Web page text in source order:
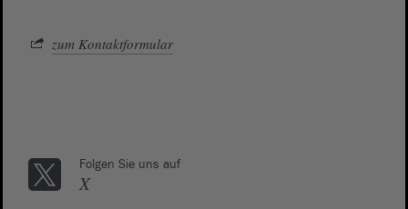
zum Kontaktformular
Folgen Sie uns auf
X